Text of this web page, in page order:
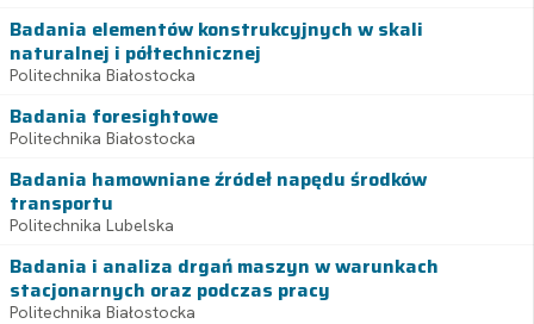
Badania elementów konstrukcyjnych w skali
naturalnej i półtechnicznej
Politechnika Białostocka
Badania foresightowe
Politechnika Białostocka
Badania hamowniane źródeł napędu środków
transportu
Politechnika Lubelska
Badania i analiza drgań maszyn w warunkach
stacjonarnych oraz podczas pracy
Politechnika Białostocka